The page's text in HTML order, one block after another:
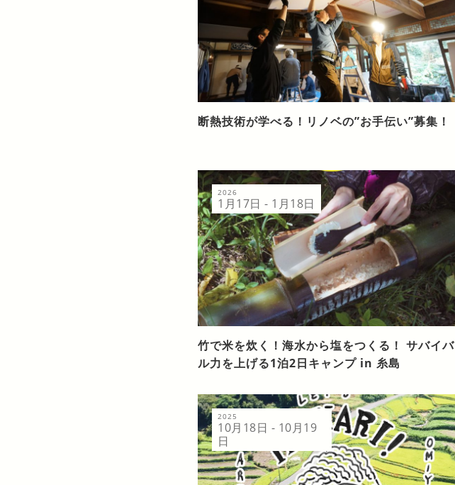
断熱技術が学べる！リノベの”お手伝い”募集！
2026
1月17日 - 1月18日
竹で米を炊く！海水から塩をつくる！ サバイバ
ル力を上げる1泊2日キャンプ in 糸島
2025
10月18日 - 10月19
日